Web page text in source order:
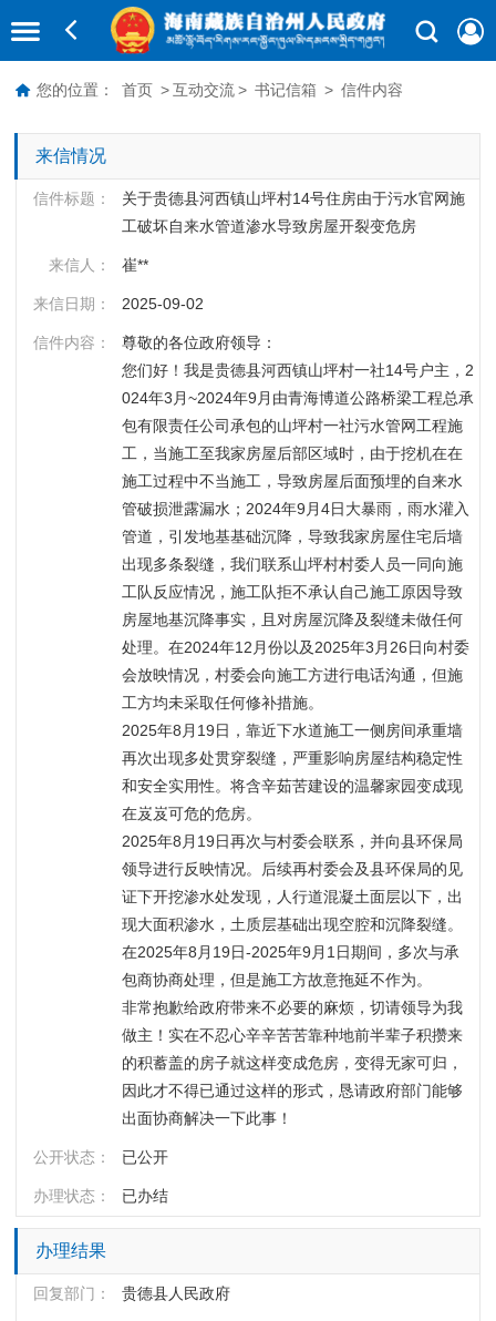
您的位置： 首页 > 互动交流 > 书记信箱 > 信件内容
来信情况
信件标题：
关于贵德县河西镇山坪村14号住房由于污水官网施
工破坏自来水管道渗水导致房屋开裂变危房
来信人： 崔**
来信日期： 2025-09-02
信件内容：
尊敬的各位政府领导：
您们好！我是贵德县河西镇山坪村一社14号户主，2
024年3月~2024年9月由青海博道公路桥梁工程总承
包有限责任公司承包的山坪村一社污水管网工程施
工，当施工至我家房屋后部区域时，由于挖机在在
施工过程中不当施工，导致房屋后面预埋的自来水
管破损泄露漏水；2024年9月4日大暴雨，雨水灌入
管道，引发地基基础沉降，导致我家房屋住宅后墙
出现多条裂缝，我们联系山坪村村委人员一同向施
工队反应情况，施工队拒不承认自己施工原因导致
房屋地基沉降事实，且对房屋沉降及裂缝未做任何
处理。在2024年12月份以及2025年3月26日向村委
会放映情况，村委会向施工方进行电话沟通，但施
工方均未采取任何修补措施。
2025年8月19日，靠近下水道施工一侧房间承重墙
再次出现多处贯穿裂缝，严重影响房屋结构稳定性
和安全实用性。将含辛茹苦建设的温馨家园变成现
在岌岌可危的危房。
2025年8月19日再次与村委会联系，并向县环保局
领导进行反映情况。后续再村委会及县环保局的见
证下开挖渗水处发现，人行道混凝土面层以下，出
现大面积渗水，土质层基础出现空腔和沉降裂缝。
在2025年8月19日-2025年9月1日期间，多次与承
包商协商处理，但是施工方故意拖延不作为。
非常抱歉给政府带来不必要的麻烦，切请领导为我
做主！实在不忍心辛辛苦苦靠种地前半辈子积攒来
的积蓄盖的房子就这样变成危房，变得无家可归，
因此才不得已通过这样的形式，恳请政府部门能够
出面协商解决一下此事！
公开状态： 已公开
办理状态： 已办结
办理结果
回复部门： 贵德县人民政府